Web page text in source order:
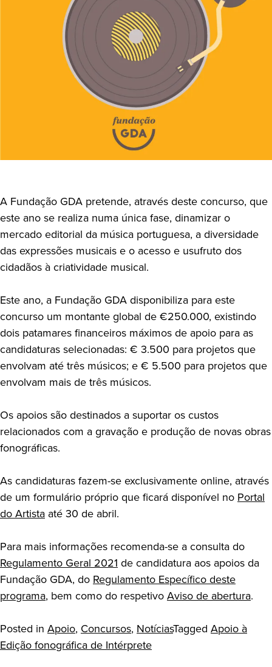
A Fundação GDA pretende, através deste concurso, que
este ano se realiza numa única fase, dinamizar o
mercado editorial da música portuguesa, a diversidade
das expressões musicais e o acesso e usufruto dos
cidadãos à criatividade musical.
Este ano, a Fundação GDA disponibiliza para este
concurso um montante global de €250.000, existindo
dois patamares financeiros máximos de apoio para as
candidaturas selecionadas: € 3.500 para projetos que
envolvam até três músicos; e € 5.500 para projetos que
envolvam mais de três músicos.
Os apoios são destinados a suportar os custos
relacionados com a gravação e produção de novas obras
fonográficas.
As candidaturas fazem-se exclusivamente online, através
de um formulário próprio que ficará disponível no Portal
do Artista até 30 de abril.
Para mais informações recomenda-se a consulta do
Regulamento Geral 2021 de candidatura aos apoios da
Fundação GDA, do Regulamento Específico deste
programa, bem como do respetivo Aviso de abertura.
Posted in Apoio, Concursos, NotíciasTagged Apoio à
Edição fonográfica de Intérprete